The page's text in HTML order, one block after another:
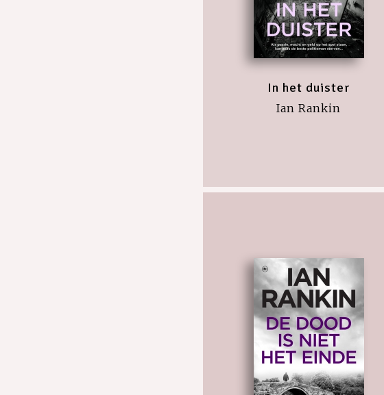
In het duister
Ian Rankin